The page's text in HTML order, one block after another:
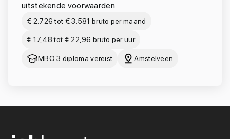
uitstekende voorwaarden
€ 2.726 tot € 3.581 bruto per maand
€ 17,48 tot € 22,96 bruto per uur
MBO 3 diploma vereist Amstelveen